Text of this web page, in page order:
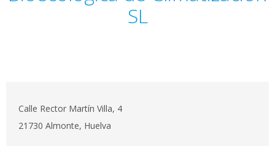
SL
Calle Rector Martín Villa, 4
21730 Almonte, Huelva